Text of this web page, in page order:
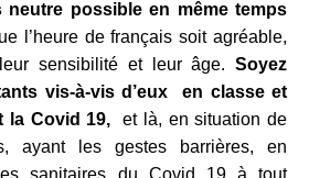
neutre possible en même temps
l’heure de français soit agréable,
sensibilité et leur âge. Soyez
vis-à-vis d’eux en classe et
la Covid 19,
et là, en situation de
ayant les gestes barrières, en